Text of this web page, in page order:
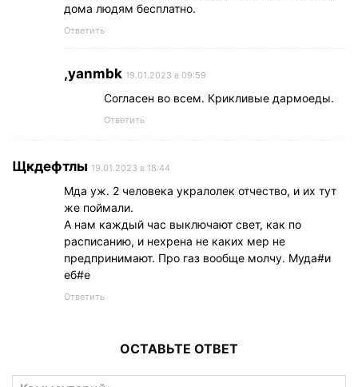
дома людям бесплатно.
Ответить
,yanmbk 19.01.2023 в 09:59
Согласен во всем. Крикливые дармоеды.
Ответить
Щкдефтлы 19.01.2023 в 18:44
Мда уж. 2 человека укралолек отчество, и их тут
же поймали.
А нам каждый час выключают свет, как по
расписанию, и нехрена не каких мер не
предпринимают. Про газ вообще молчу. Муда#и
еб#е
Ответить
ОСТАВЬТЕ ОТВЕТ